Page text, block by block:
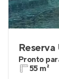
Pronto
55 m²